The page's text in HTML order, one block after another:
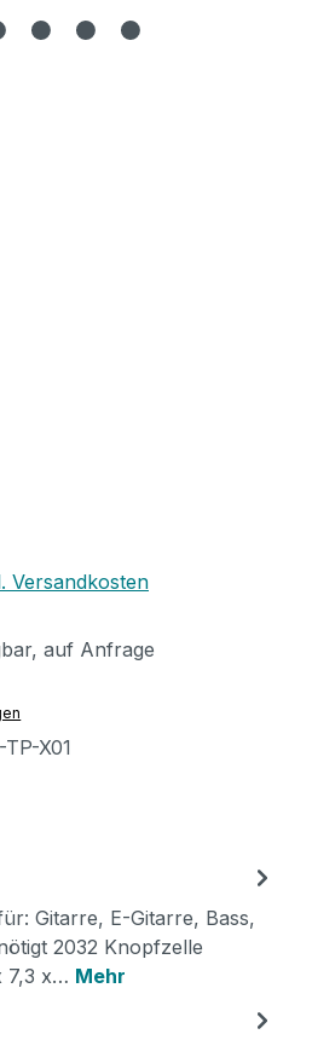
Versandkosten
auf Anfrage
X01
Gitarre, E-Gitarre, Bass,
2032 Knopfzelle
7,3 x… Mehr